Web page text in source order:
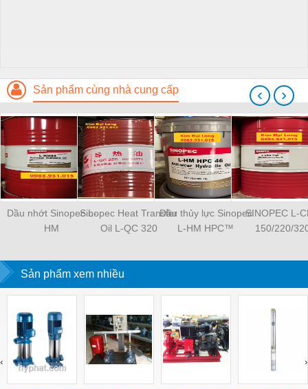
Sản phẩm cùng nhà cung cấp
Dầu nhớt Sinopec L-
HM
Sinopec Heat Transfer
Oil L-QC 320
Dầu thủy lực Sinopec
L-HM HPC™
SINOPEC L-
150/220/
‹ ›
Sản phẩm xem nhiều
‹ ›